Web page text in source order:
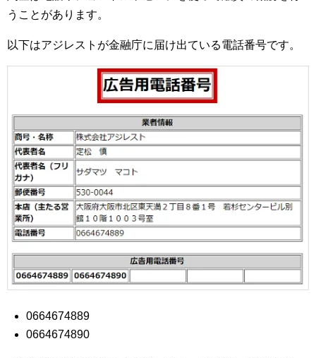
うことがあります。
以下はアジレストが金融庁に届け出ている電話番号です。
0664674889
0664674890